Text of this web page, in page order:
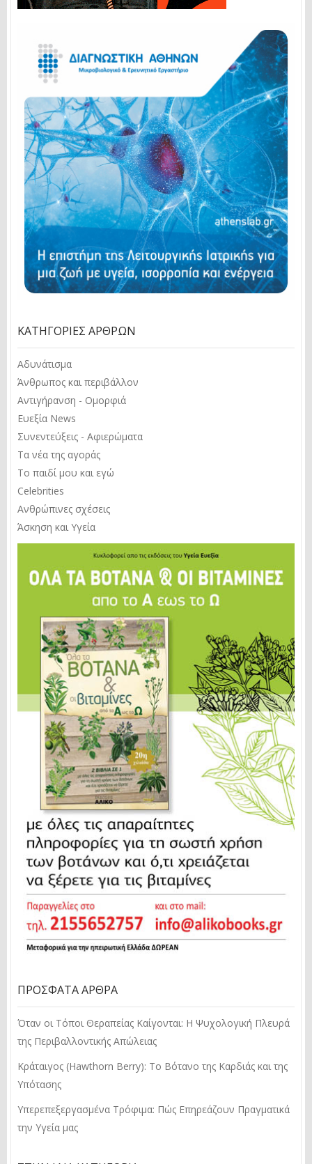
ΚΑΤΗΓΟΡΊΕΣ ΆΡΘΡΩΝ
Αδυνάτισμα
Άνθρωπος και περιβάλλον
Αντιγήρανση - Ομορφιά
Ευεξία News
Συνεντεύξεις - Αφιερώματα
Τα νέα της αγοράς
Το παιδί μου και εγώ
Celebrities
Ανθρώπινες σχέσεις
Άσκηση και Υγεία
ΠΡΌΣΦΑΤΑ ΆΡΘΡΑ
Όταν οι Τόποι Θεραπείας Καίγονται: Η Ψυχολογική Πλευρά
της Περιβαλλοντικής Απώλειας
Κράταιγος (Hawthorn Berry): Το Βότανο της Καρδιάς και της
Υπότασης
Υπερεπεξεργασμένα Τρόφιμα: Πώς Επηρεάζουν Πραγματικά
την Υγεία μας